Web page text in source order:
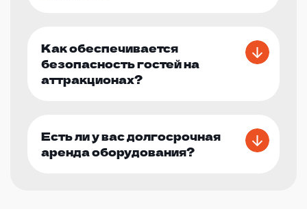
Как обеспечивается
безопасность гостей на
аттракционах?
Есть ли у вас долгосрочная
аренда оборудования?